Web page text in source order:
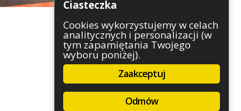
Służby
Sport
Środowisko
Szkolnictwo
Wydarzenia
Zapowiedzi
Zdrowie
Ciasteczka
Cookies wykorzystujemy w celach
analitycznych i personalizacji (w
tym zapamiętania Twojego
wyboru poniżej).
Zaakceptuj
Odmów